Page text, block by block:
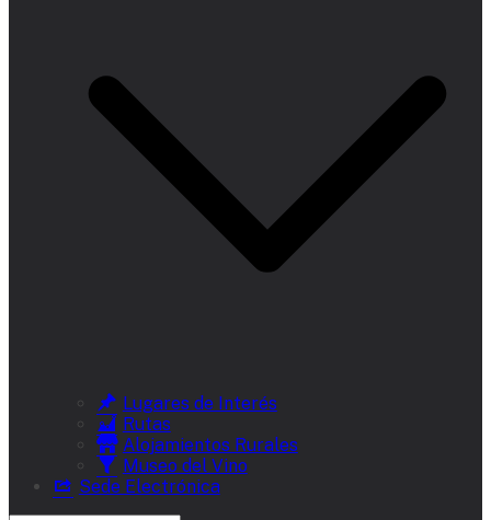
Lugares de Interés
Rutas
Alojamientos Rurales
Museo del Vino
Sede Electrónica